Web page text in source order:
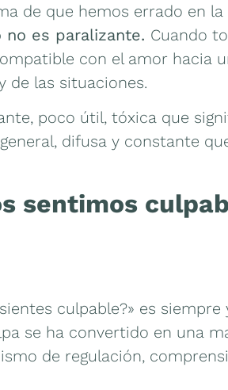
de que hemos errado en la
es paralizante. Cuando
con el amor hacia
de las situaciones.
poco útil, tóxica que
difusa y constante
sentimos
culpable?» es
se ha convertido en una
de regulación,